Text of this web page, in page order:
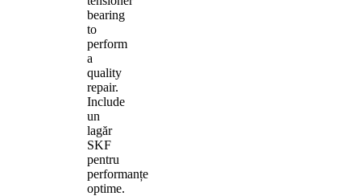
bearing
to
perform
a
quality
repair.
Include
un
lagăr
SKF
pentru
performanțe
optime.